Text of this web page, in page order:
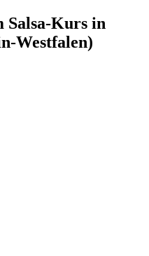
Salsa-Kurs in
Westfalen)